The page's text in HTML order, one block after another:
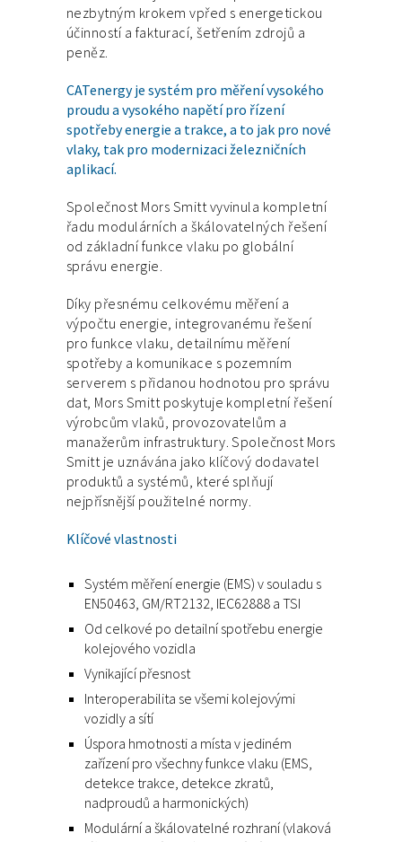
nezbytným krokem vpřed s energetickou
účinností a fakturací, šetřením zdrojů a
peněz.
CATenergy je systém pro měření vysokého
proudu a vysokého napětí pro řízení
spotřeby energie a trakce, a to jak pro nové
vlaky, tak pro modernizaci železničních
aplikací.
Společnost Mors Smitt vyvinula kompletní
řadu modulárních a škálovatelných řešení
od základní funkce vlaku po globální
správu energie.
Díky přesnému celkovému měření a
výpočtu energie, integrovanému řešení
pro funkce vlaku, detailnímu měření
spotřeby a komunikace s pozemním
serverem s přidanou hodnotou pro správu
dat, Mors Smitt poskytuje kompletní řešení
výrobcům vlaků, provozovatelům a
manažerům infrastruktury. Společnost Mors
Smitt je uznávána jako klíčový dodavatel
produktů a systémů, které splňují
nejpřísnější použitelné normy.
Klíčové vlastnosti
Systém měření energie (EMS) v souladu s
EN50463, GM/RT2132, IEC62888 a TSI
Od celkové po detailní spotřebu energie
kolejového vozidla
Vynikající přesnost
Interoperabilita se všemi kolejovými
vozidly a sítí
Úspora hmotnosti a místa v jediném
zařízení pro všechny funkce vlaku (EMS,
detekce trakce, detekce zkratů,
nadproudů a harmonických)
Modulární a škálovatelné rozhraní (vlaková